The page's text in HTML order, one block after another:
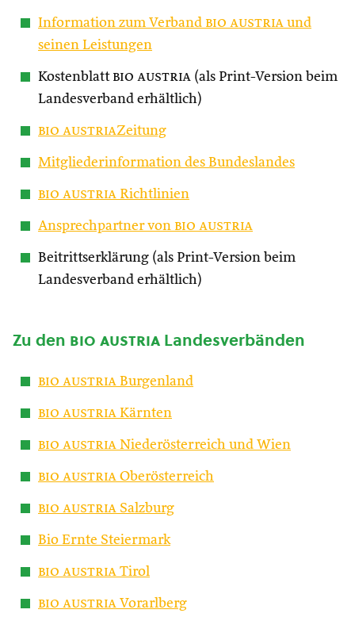
Information zum Verband bio austria und
seinen Leistungen
Kostenblatt bio austria (als Print-Version beim
Landesverband erhältlich)
bio austriaZeitung
Mitgliederinformation des Bundeslandes
bio austria Richtlinien
Ansprechpartner von bio austria
Beitrittserklärung (als Print-Version beim
Landesverband erhältlich)
Zu den bio austria Landesverbänden
bio austria Burgenland
bio austria Kärnten
bio austria Niederösterreich und Wien
bio austria Oberösterreich
bio austria Salzburg
Bio Ernte Steiermark
bio austria Tirol
bio austria Vorarlberg